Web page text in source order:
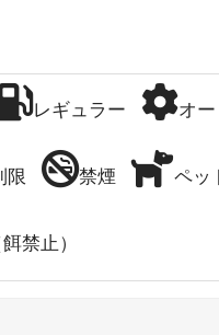
レギュラー オ
限 禁煙 ペッ
禁止）